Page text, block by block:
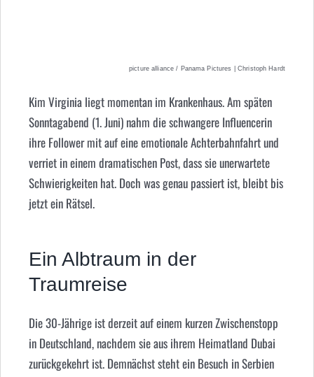
picture alliance / Panama Pictures | Christoph Hardt
Kim Virginia liegt momentan im Krankenhaus. Am späten
Sonntagabend (1. Juni) nahm die schwangere Influencerin
ihre Follower mit auf eine emotionale Achterbahnfahrt und
verriet in einem dramatischen Post, dass sie unerwartete
Schwierigkeiten hat. Doch was genau passiert ist, bleibt bis
jetzt ein Rätsel.
Ein Albtraum in der
Traumreise
Die 30-Jährige ist derzeit auf einem kurzen Zwischenstopp
in Deutschland, nachdem sie aus ihrem Heimatland Dubai
zurückgekehrt ist. Demnächst steht ein Besuch in Serbien